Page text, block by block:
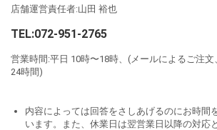
店舗運営責任者:山田 裕也
TEL:072-951-2765
営業時間:平日 10時〜18時、(メールによるご注
24時間)
内容によっては回答をさしあげるのにお時間
います。また、休業日は翌営業日以降の対応